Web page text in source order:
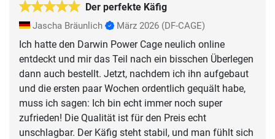
Der perfekte Käfig
Jascha Bräunlich März 2026 (DF-CAGE)
Ich hatte den Darwin Power Cage neulich online
entdeckt und mir das Teil nach ein bisschen Überlegen
dann auch bestellt. Jetzt, nachdem ich ihn aufgebaut
und die ersten paar Wochen ordentlich gequält habe,
muss ich sagen: Ich bin echt immer noch super
zufrieden! Die Qualität ist für den Preis echt
unschlagbar. Der Käfig steht stabil, und man fühlt sich